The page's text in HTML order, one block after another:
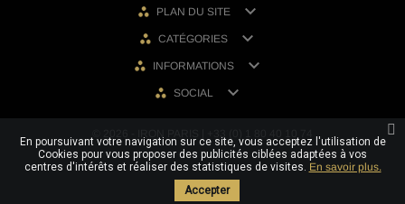
PLAN DU SITE 
CATÉGORIES 
INFORMATIONS 
SOCIAL 
En poursuivant votre navigation sur ce site, vous acceptez l'utilisation de
Cookies pour vous proposer des publicités ciblées adaptées à vos
centres d'intérêts et réaliser des statistiques de visites. En savoir plus.
Accepter